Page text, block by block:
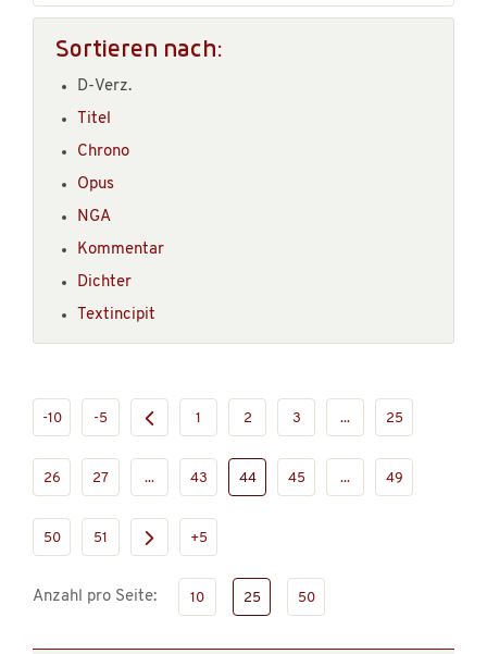
Sortieren nach:
D-Verz.
Titel
Chrono
Opus
NGA
Kommentar
Dichter
Textincipit
-10 -5 1 2 3 ... 25
26 27 ... 43 44 45 ... 49
50 51 +5
Anzahl pro Seite: 10 25 50